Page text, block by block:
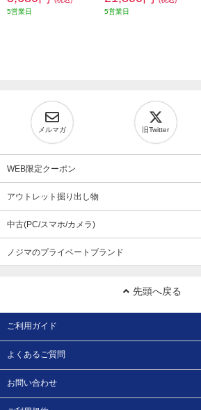
5営業日
5営業日
メルマガ 旧Twitter
WEB限定クーポン
アウトレット掘り出し物
中古(PC/スマホ/カメラ)
ノジマのプライベートブランド
先頭へ戻る
ご利用ガイド
よくあるご質問
お問い合わせ